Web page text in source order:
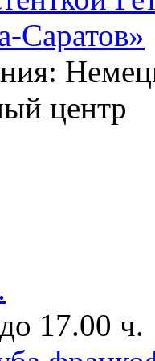
Саратов»
центр
17.00 ч.